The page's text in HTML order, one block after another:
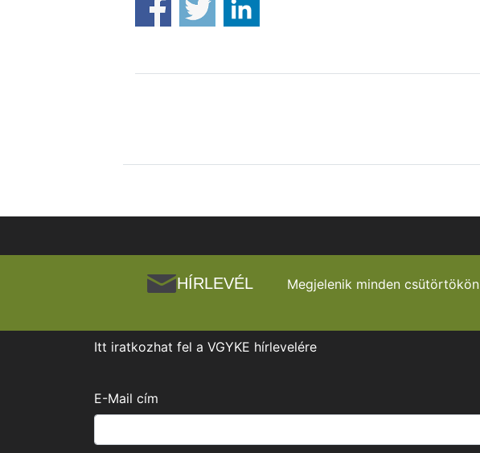
HÍRLEVÉL Megjelenik minden csütörtökön
Itt iratkozhat fel a VGYKE hírlevelére
E-Mail cím